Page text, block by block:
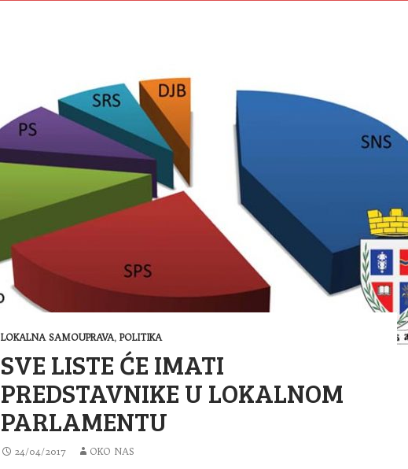
LOKALNA SAMOUPRAVA, POLITIKA
SVE LISTE ĆE IMATI
PREDSTAVNIKE U LOKALNOM
PARLAMENTU
24/04/2017 OKO NAS